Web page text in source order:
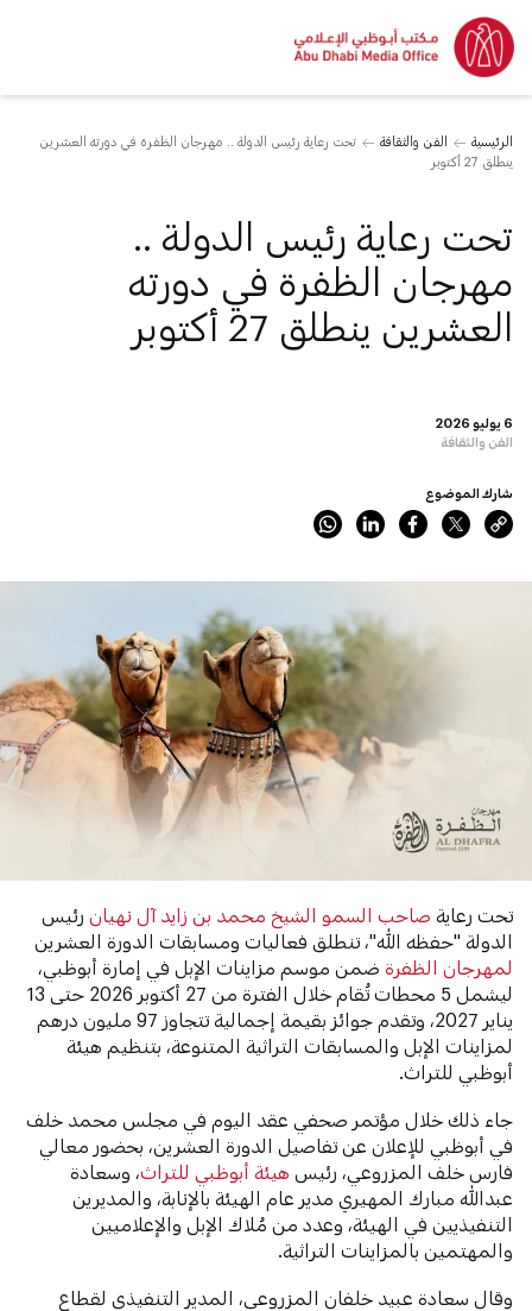
الرئيسية الفن والثقافة
تحت رعاية رئيس الدولة .. مهرجان الظفرة في دورته العشرين
ينطلق 27 أكتوبر
6 يوليو 2026
الفن والثقافة
تحت رعاية رئيس الدولة ..
مهرجان الظفرة في دورته
العشرين ينطلق 27 أكتوبر
شارك الموضوع
تحت رعاية صاحب السمو الشيخ محمد بن زايد آل نهيان رئيس
الدولة "حفظه الله"، تنطلق فعاليات ومسابقات الدورة العشرين
لمهرجان الظفرة ضمن موسم مزاينات الإبل في إمارة أبوظبي،
ليشمل 5 محطات تُقام خلال الفترة من 27 أكتوبر 2026 حتى 13
يناير 2027، وتقدم جوائز بقيمة إجمالية تتجاوز 97 مليون درهم
لمزاينات الإبل والمسابقات التراثية المتنوعة، بتنظيم هيئة
أبوظبي للتراث.
جاء ذلك خلال مؤتمر صحفي عقد اليوم في مجلس محمد خلف
في أبوظبي للإعلان عن تفاصيل الدورة العشرين، بحضور معالي
فارس خلف المزروعي، رئيس هيئة أبوظبي للتراث، وسعادة
عبدالله مبارك المهيري مدير عام الهيئة بالإنابة، والمديرين
التنفيذيين في الهيئة، وعدد من مُلاك الإبل والإعلاميين
والمهتمين بالمزاينات التراثية.
وقال سعادة عبيد خلفان المزروعي، المدير التنفيذي لقطاع